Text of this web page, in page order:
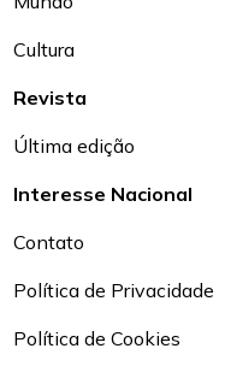
Cultura
Revista
Última edição
Interesse Nacional
Contato
Política de Privacidade
Política de Cookies